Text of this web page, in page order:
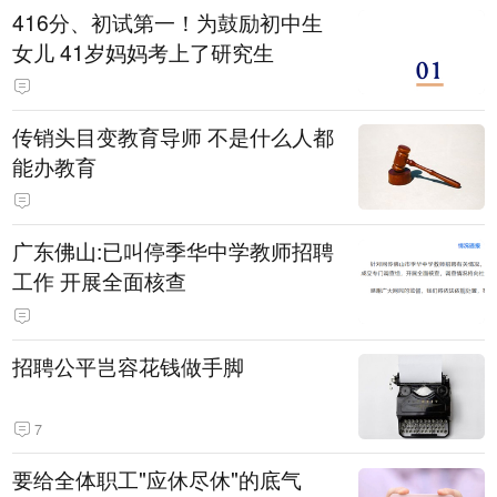
416分、初试第一！为鼓励初中生
女儿 41岁妈妈考上了研究生
传销头目变教育导师 不是什么人都
能办教育
广东佛山:已叫停季华中学教师招聘
工作 开展全面核查
招聘公平岂容花钱做手脚
7
要给全体职工"应休尽休"的底气